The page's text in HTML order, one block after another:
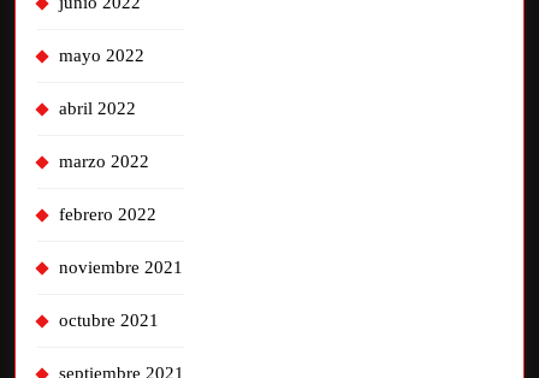
mayo 2022
abril 2022
marzo 2022
febrero 2022
noviembre 2021
octubre 2021
septiembre 2021